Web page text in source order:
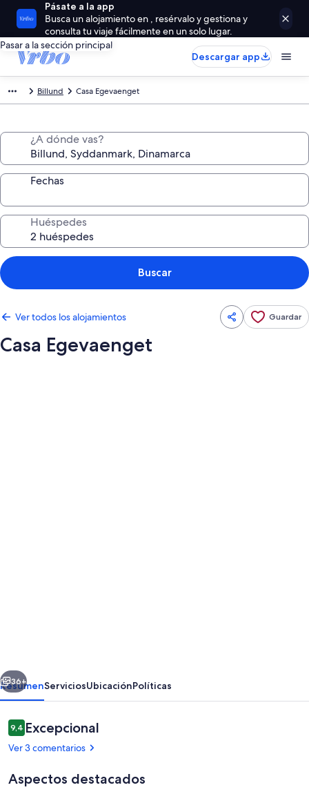
Pásate a la app
Busca un alojamiento en , resérvalo y gestiona y
consulta tu viaje fácilmente en un solo lugar.
Pasar a la sección principal
Descargar app
Billund Casa Egevaenget
¿A dónde vas?
Fechas
Huéspedes
Buscar
Ver todos los alojamientos Guardar
Casa Egevaenget
Siguiente
36+
ResumenServiciosUbicaciónPolíticas
Comentarios
9,49,4 de 10
Excepcional
Ver 3 comentarios
Aspectos destacados